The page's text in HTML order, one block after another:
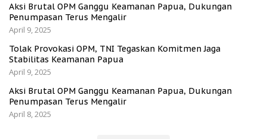
Aksi Brutal OPM Ganggu Keamanan Papua, Dukungan
Penumpasan Terus Mengalir
April 9, 2025
Tolak Provokasi OPM, TNI Tegaskan Komitmen Jaga
Stabilitas Keamanan Papua
April 9, 2025
Aksi Brutal OPM Ganggu Keamanan Papua, Dukungan
Penumpasan Terus Mengalir
April 8, 2025